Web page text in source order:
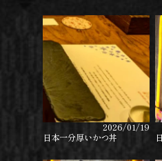
2026/01/19
日本一分厚いかつ丼